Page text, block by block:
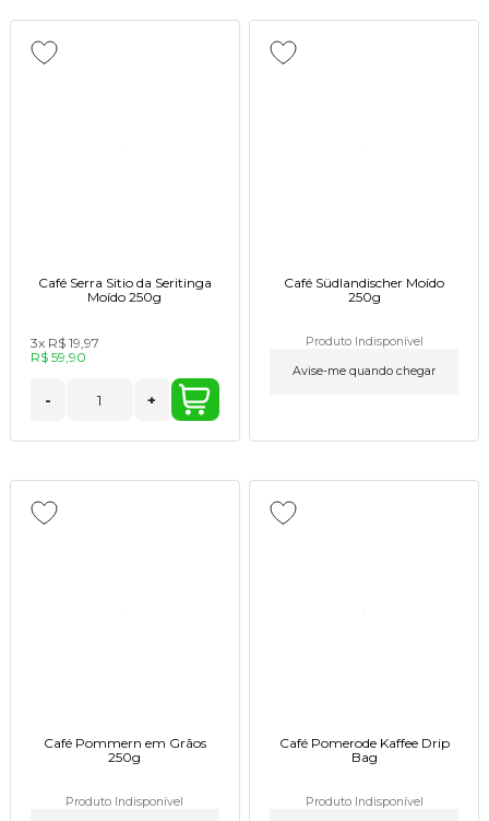
Café Serra Sitio da Seritinga
Moído 250g
3x R$ 19,97
R$ 59,90
- +
Café Südlandischer Moído
250g
Produto Indisponível
Avise-me quando chegar
Café Pommern em Grãos
250g
Produto Indisponível
Café Pomerode Kaffee Drip
Bag
Produto Indisponível